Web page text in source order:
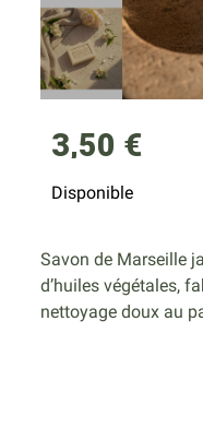
3,50 €
Disponible
Savon de Marseille
d’huiles végétales,
nettoyage doux au